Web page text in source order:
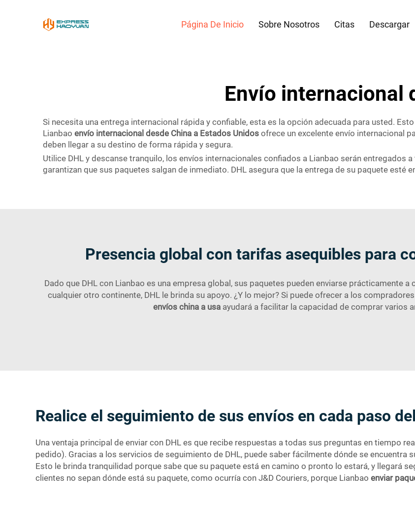
Página De Inicio Sobre Nosotros Citas Descargar
Envío internacional
Si necesita una entrega internacional rápida y confiable, esta es la opción adecuada para usted.
Lianbao envío internacional desde China a Estados Unidos ofrece un excelente envío internacional
deben llegar a su destino de forma rápida y segura.
Utilice DHL y descanse tranquilo, los envíos internacionales confiados a Lianbao serán entregados
garantizan que sus paquetes salgan de inmediato. DHL asegura que la entrega de su paquete esté
Presencia global con tarifas asequibles para
Dado que DHL con Lianbao es una empresa global, sus paquetes pueden enviarse prácticamente a
cualquier otro continente, DHL le brinda su apoyo. ¿Y lo mejor? Si puede ofrecer a los
envíos china a usa ayudará a facilitar la capacidad de comprar varios
Realice el seguimiento de sus envíos en cada paso
Una ventaja principal de enviar con DHL es que recibe respuestas a todas sus preguntas en tiempo
pedido). Gracias a los servicios de seguimiento de DHL, puede saber fácilmente dónde se encuentra
Esto le brinda tranquilidad porque sabe que su paquete está en camino o pronto lo estará, y llegará
clientes no sepan dónde está su paquete, como ocurría con J&D Couriers, porque Lianbao enviar